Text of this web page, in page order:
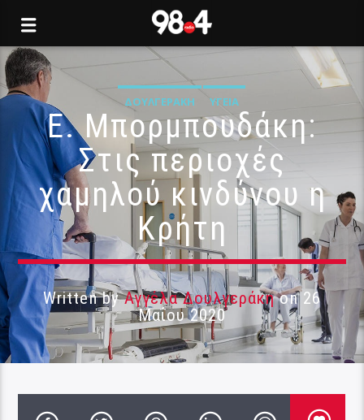
ΔΟΥΛΓΕΡΆΚΗ ΥΓΕΊΑ
Ε. Μπορμπουδάκη:
Στις περιοχές
χαμηλού κινδύνου η
Κρήτη
Written byΑγγέλα Δουλγεράκηon 26
Μαΐου 2020